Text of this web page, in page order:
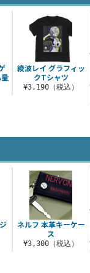
綾波レイ グラフィッ
クTシャツ
¥3,190（税込）
ネルフ 本革キーケー
ス
¥3,300（税込）